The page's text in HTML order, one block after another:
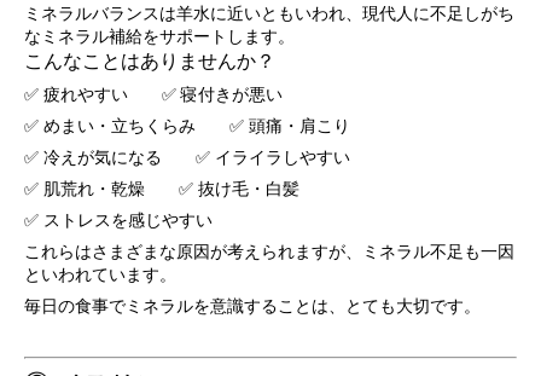
ミネラルバランスは羊水に近いともいわれ、現代人に不足しがち
なミネラル補給をサポートします。
こんなことはありませんか？
✅ 疲れやすい ✅ 寝付きが悪い
✅ めまい・立ちくらみ ✅ 頭痛・肩こり
✅ 冷えが気になる ✅ イライラしやすい
✅ 肌荒れ・乾燥 ✅ 抜け毛・白髪
✅ ストレスを感じやすい
これらはさまざまな原因が考えられますが、ミネラル不足も一因
といわれています。
毎日の食事でミネラルを意識することは、とても大切です。